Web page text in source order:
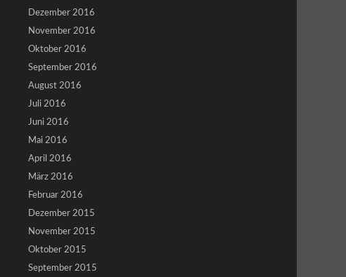
Dezember 2016
November 2016
Oktober 2016
September 2016
August 2016
Juli 2016
Juni 2016
Mai 2016
April 2016
März 2016
Februar 2016
Dezember 2015
November 2015
Oktober 2015
September 2015